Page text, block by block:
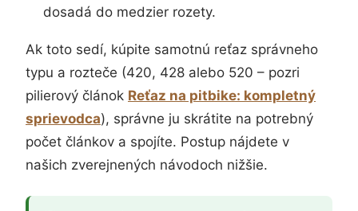
dosadá do medzier rozety.
Ak toto sedí, kúpite samotnú reťaz správneho
typu a rozteče (420, 428 alebo 520 – pozri
pilierový článok Reťaz na pitbike: kompletný
sprievodca), správne ju skrátite na potrebný
počet článkov a spojíte. Postup nájdete v
našich zverejnených návodoch nižšie.